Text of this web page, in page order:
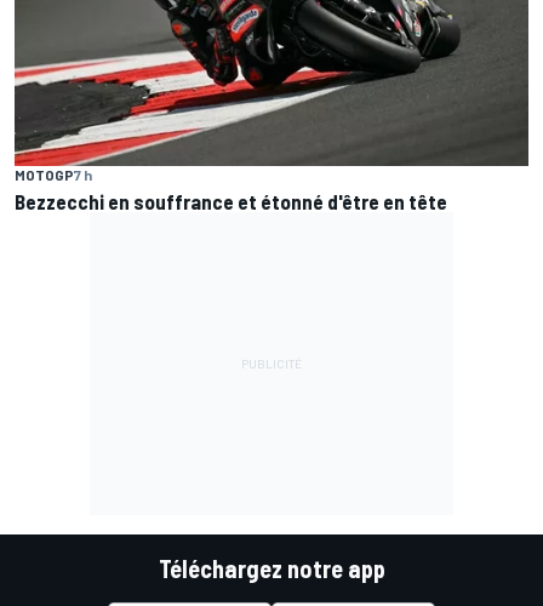
MOTOGP7 h
Bezzecchi en souffrance et étonné d'être en tête
Téléchargez notre app